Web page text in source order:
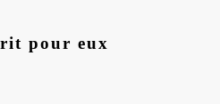
pour eux